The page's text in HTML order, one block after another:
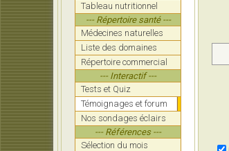
Tableau nutritionnel
--- Répertoire santé ---
Médecines naturelles
Liste des domaines
Répertoire commercial
--- Interactif ---
Tests et Quiz
Témoignages et forum
Nos sondages éclairs
--- Références ---
Sélection du mois